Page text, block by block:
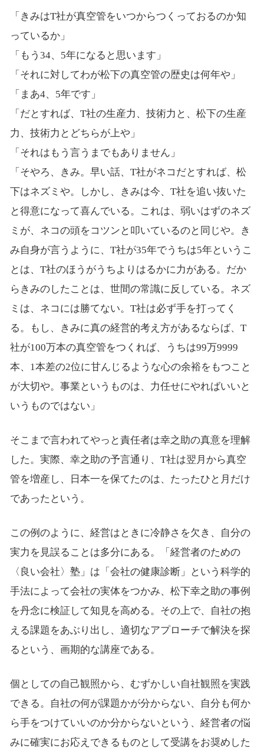
「きみはT社が真空管をいつからつくっておるのか知
っているか」
「もう34、5年になると思います」
「それに対してわが松下の真空管の歴史は何年や」
「まあ4、5年です」
「だとすれば、T社の生産力、技術力と、松下の生産
力、技術力とどちらが上や」
「それはもう言うまでもありません」
「そやろ、きみ。早い話、T社がネコだとすれば、松
下はネズミや。しかし、きみは今、T社を追い抜いた
と得意になって喜んでいる。これは、弱いはずのネズ
ミが、ネコの頭をコツンと叩いているのと同じや。き
み自身が言うように、T社が35年でうちは5年というこ
とは、T社のほうがうちよりはるかに力がある。だか
らきみのしたことは、世間の常識に反している。ネズ
ミは、ネコには勝てない。T社は必ず手を打ってく
る。もし、きみに真の経営的考え方があるならば、T
社が100万本の真空管をつくれば、うちは99万9999
本、1本差の2位に甘んじるような心の余裕をもつこと
が大切や。事業というものは、力任せにやればいいと
いうものではない」
そこまで言われてやっと責任者は幸之助の真意を理解
した。実際、幸之助の予言通り、T社は翌月から真空
管を増産し、日本一を保てたのは、たったひと月だけ
であったという。
この例のように、経営はときに冷静さを欠き、自分の
実力を見誤ることは多分にある。「経営者のための
〈良い会社〉塾」は「会社の健康診断」という科学的
手法によって会社の実体をつかみ、松下幸之助の事例
を丹念に検証して知見を高める。その上で、自社の抱
える課題をあぶり出し、適切なアプローチで解決を探
るという、画期的な講座である。
個としての自己観照から、むずかしい自社観照を実践
できる。自社の何が課題かが分からない、自分も何か
ら手をつけていいのか分からないという、経営者の悩
みに確実にお応えできるものとして受講をお奨めした